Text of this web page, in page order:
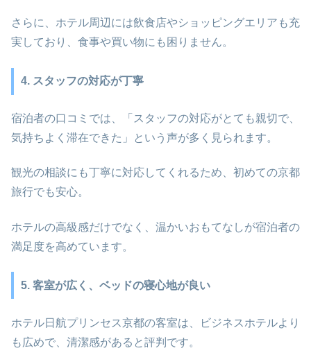
さらに、ホテル周辺には飲食店やショッピングエリアも充
実しており、食事や買い物にも困りません。
4. スタッフの対応が丁寧
宿泊者の口コミでは、「スタッフの対応がとても親切で、
気持ちよく滞在できた」という声が多く見られます。
観光の相談にも丁寧に対応してくれるため、初めての京都
旅行でも安心。
ホテルの高級感だけでなく、温かいおもてなしが宿泊者の
満足度を高めています。
5. 客室が広く、ベッドの寝心地が良い
ホテル日航プリンセス京都の客室は、ビジネスホテルより
も広めで、清潔感があると評判です。